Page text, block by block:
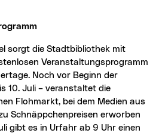
Veranstaltungsprogramm
Noch vor Beginn der
10. Juli – veranstaltet die
Flohmarkt, bei dem Medien aus
Schnäppchenpreisen erworben
gibt es in Urfahr ab 9 Uhr einen